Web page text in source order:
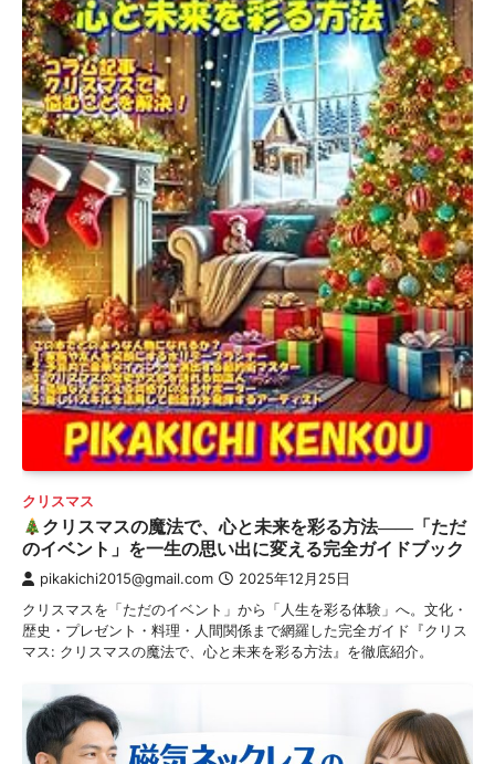
クリスマス
クリスマスの魔法で、心と未来を彩る方法――「ただ
のイベント」を一生の思い出に変える完全ガイドブック
pikakichi2015@gmail.com 2025年12月25日
クリスマスを「ただのイベント」から「人生を彩る体験」へ。文化・
歴史・プレゼント・料理・人間関係まで網羅した完全ガイド『クリス
マス: クリスマスの魔法で、心と未来を彩る方法』を徹底紹介。